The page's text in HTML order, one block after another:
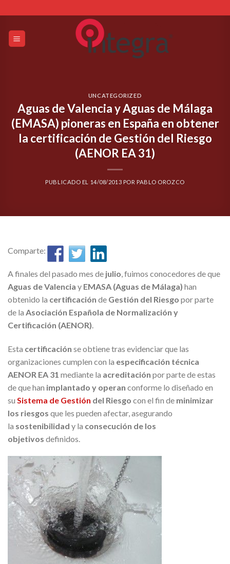
to
content
UNCATEGORIZED
Aguas de Valencia y Aguas de Málaga
(EMASA) pioneras en España en obtener
la certificación de Gestión del Riesgo
(AENOR EA 31)
PUBLICADO EL 14/08/2013 POR PABLO OROZCO
Comparte:
A finales del pasado mes de julio, fuimos conocedores de que
Aguas de Valencia y EMASA (Aguas de Málaga) han
obtenido la certificación de Gestión del Riesgo por parte
de la Asociación Española de Normalización y
Certificación (AENOR).
Esta certificación se obtiene tras evidenciar que las
organizaciones cumplen con la especificación técnica
AENOR EA 31 mediante la acreditación por parte de estas
de que han implantado y operan conforme lo diseñado en
su Sistema de Gestión del Riesgo con el fin de minimizar
los riesgos que les pueden afectar, asegurando
la sostenibilidad y la consecución de los
objetivos definidos.